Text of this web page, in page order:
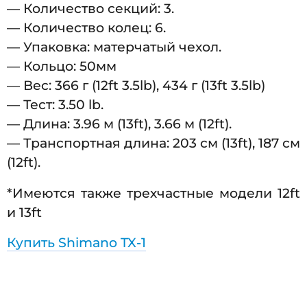
— Количество секций: 3.
— Количество колец: 6.
— Упаковка: матерчатый чехол.
— Кольцо: 50мм
— Вес: 366 г (12ft 3.5lb), 434 г (13ft 3.5lb)
— Тест: 3.50 lb.
— Длина: 3.96 м (13ft), 3.66 м (12ft).
— Транспортная длина: 203 см (13ft), 187 см
(12ft).
*Имеются также трехчастные модели 12ft
и 13ft
Купить Shimano TX-1